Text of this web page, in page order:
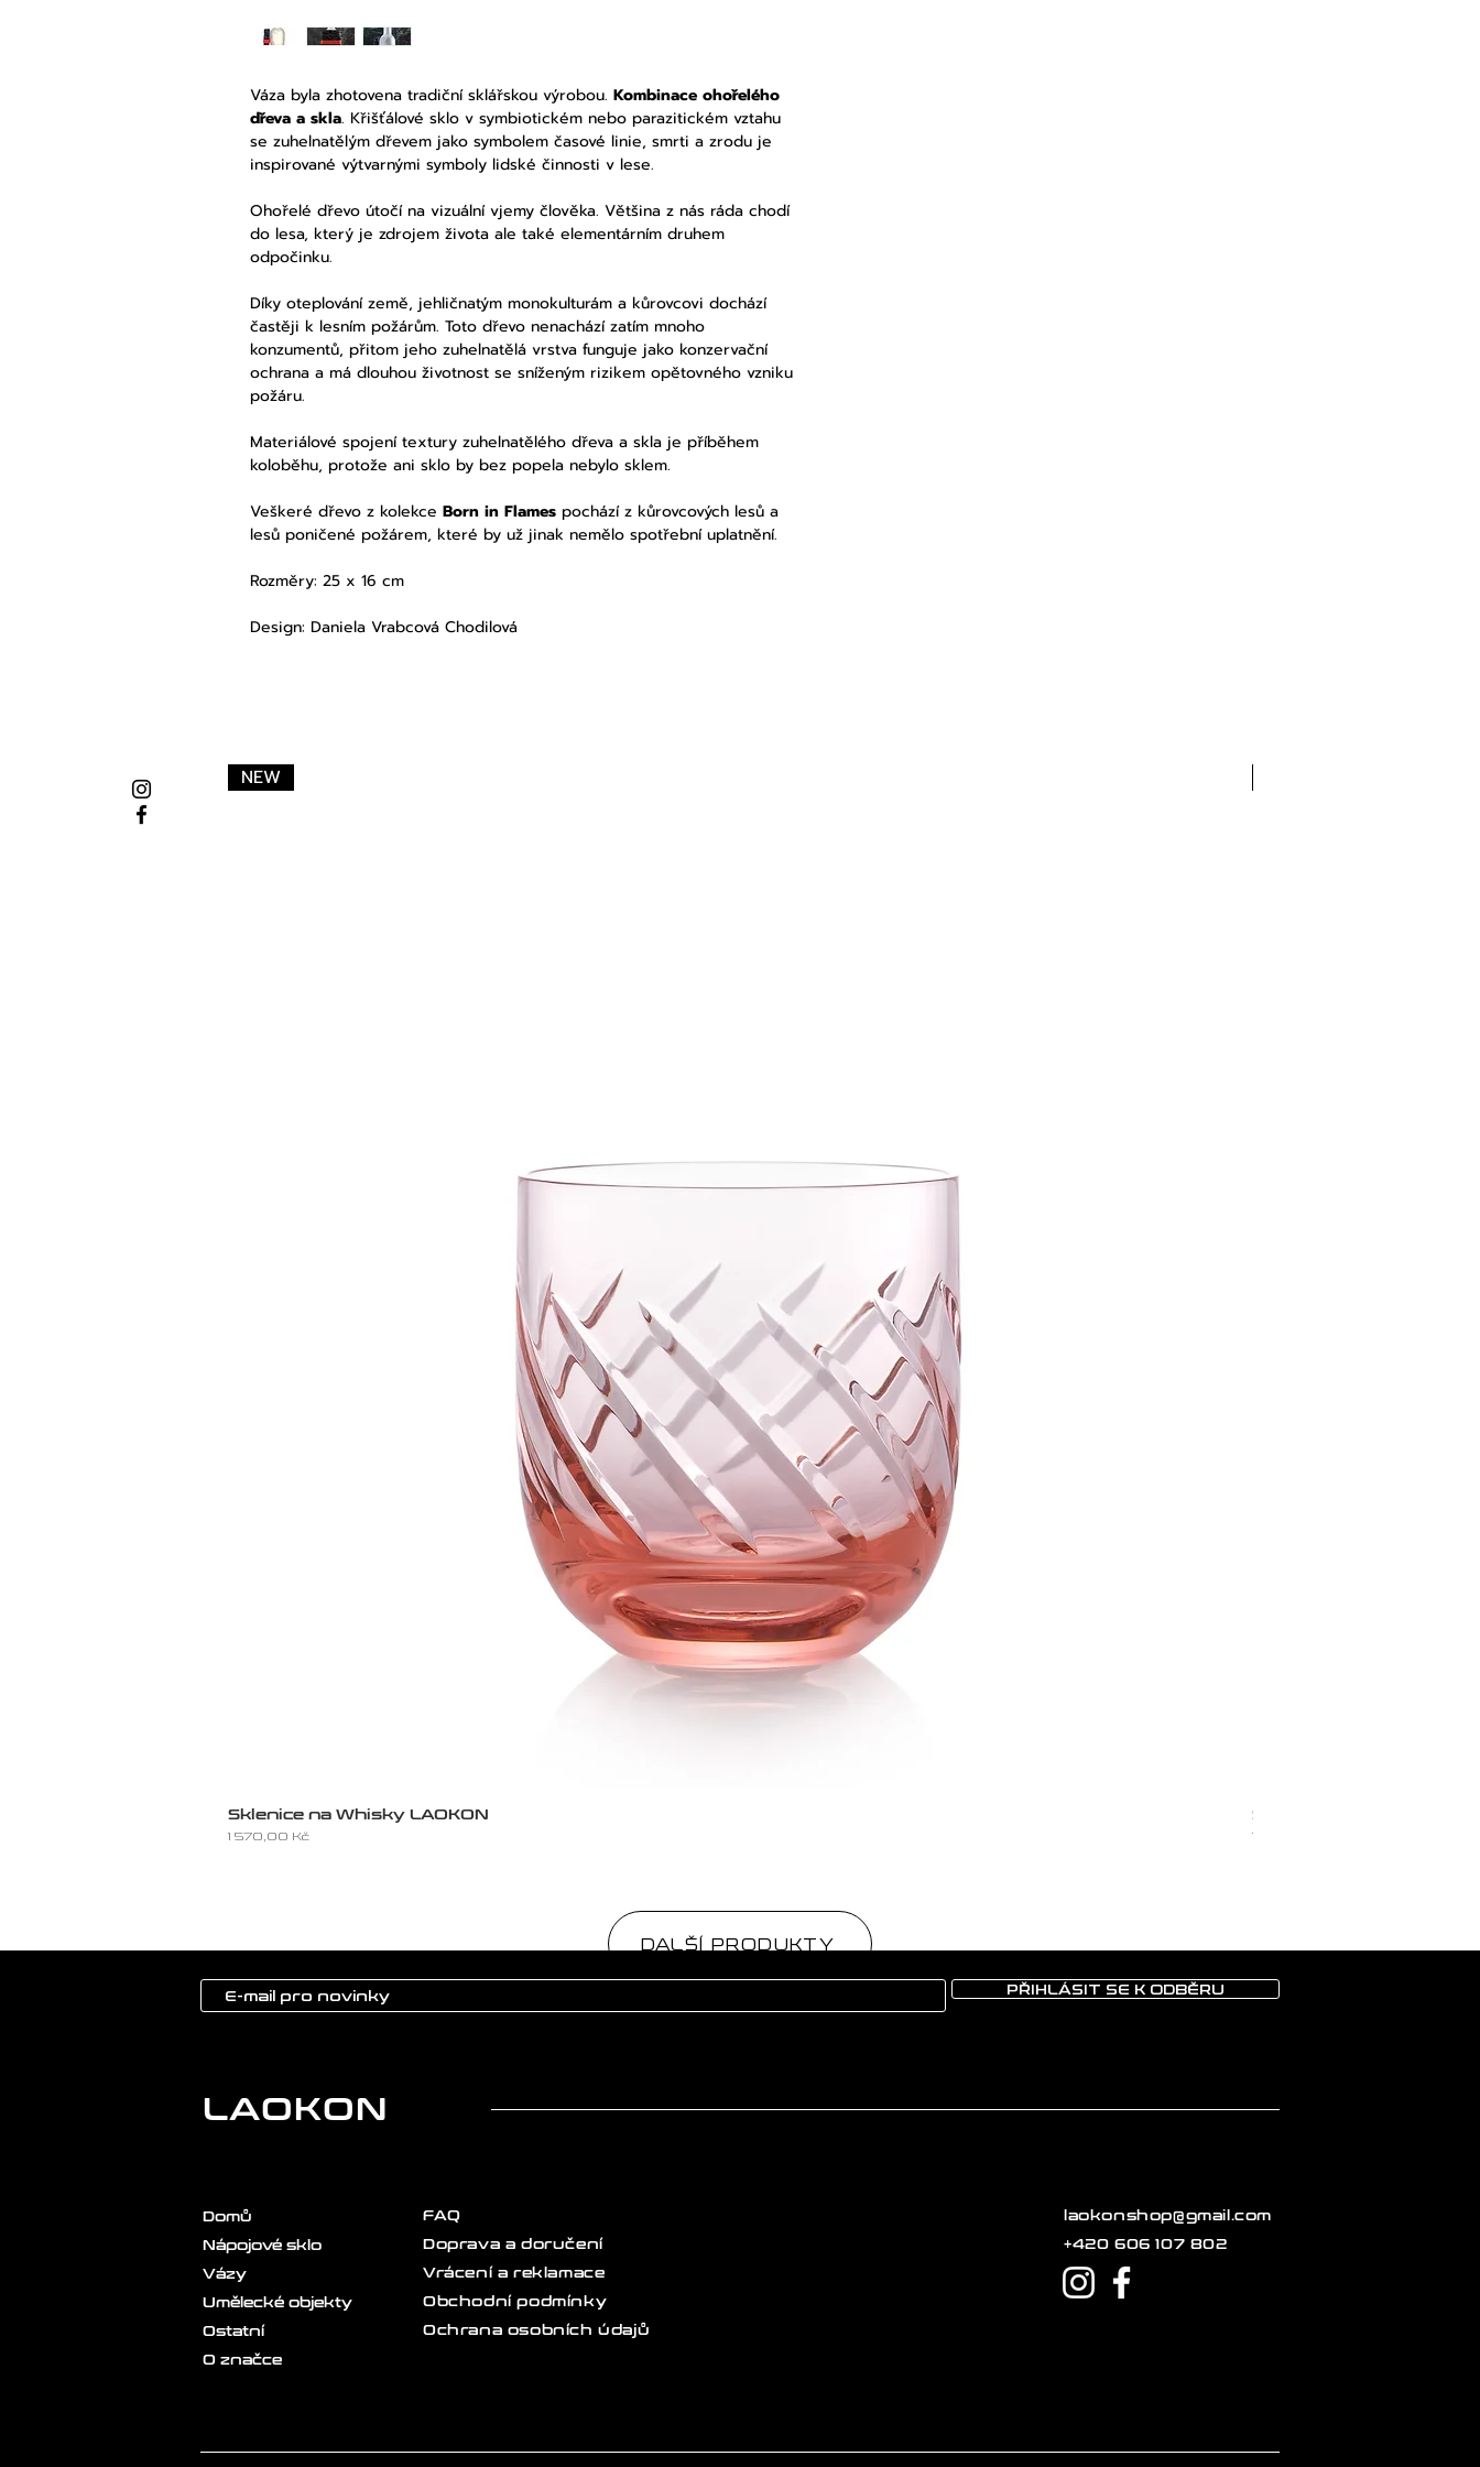
Váza byla zhotovena tradiční sklářskou výrobou. Kombinace ohořelého
dřeva a skla. Křišťálové sklo v symbiotickém nebo parazitickém vztahu
se zuhelnatělým dřevem jako symbolem časové linie, smrti a zrodu je
inspirované výtvarnými symboly lidské činnosti v lese.
Ohořelé dřevo útočí na vizuální vjemy člověka. Většina z nás ráda chodí
do lesa, který je zdrojem života ale také elementárním druhem
odpočinku.
Díky oteplování země, jehličnatým monokulturám a kůrovcovi dochází
častěji k lesním požárům. Toto dřevo nenachází zatím mnoho
konzumentů, přitom jeho zuhelnatělá vrstva funguje jako konzervační
ochrana a má dlouhou životnost se sníženým rizikem opětovného vzniku
požáru.
Materiálové spojení textury zuhelnatělého dřeva a skla je příběhem
koloběhu, protože ani sklo by bez popela nebylo sklem.
Veškeré dřevo z kolekce Born in Flames pochází z kůrovcových lesů a
lesů poničené požárem, které by už jinak nemělo spotřební uplatnění.
Rozměry: 25 x 16 cm
Design: Daniela Vrabcová Chodilová
NEW
Sklenice na Whisky LAOKON
Cena
1 570,00 Kč
Sklenice na Whisky
Cena
1 570,00 Kč
DALŠÍ PRODUKTY
PŘIHLÁSIT SE K ODBĚRU
LAOKON
Domů
Nápojové sklo
Vázy
Umělecké objekty
Ostatní
O značce
FAQ
Doprava a doručení
Vrácení a reklamace
Obchodní podmínky
Ochrana osobních údajů
laokonshop@gmail.com
+420 606 107 802